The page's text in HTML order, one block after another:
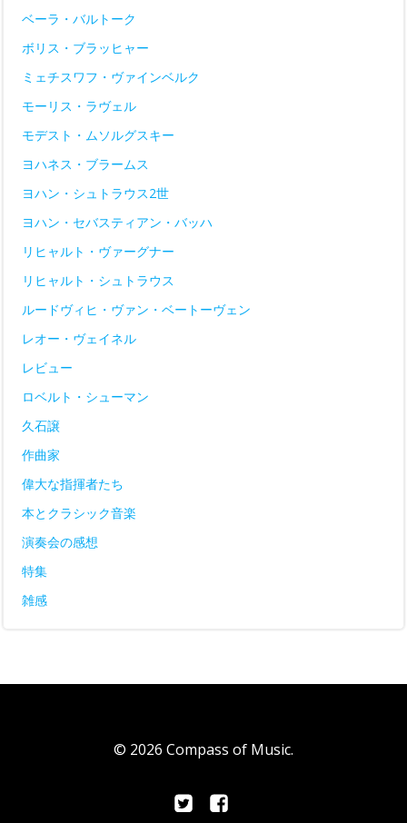
ベーラ・バルトーク
ボリス・ブラッヒャー
ミェチスワフ・ヴァインベルク
モーリス・ラヴェル
モデスト・ムソルグスキー
ヨハネス・ブラームス
ヨハン・シュトラウス2世
ヨハン・セバスティアン・バッハ
リヒャルト・ヴァーグナー
リヒャルト・シュトラウス
ルードヴィヒ・ヴァン・ベートーヴェン
レオー・ヴェイネル
レビュー
ロベルト・シューマン
久石譲
作曲家
偉大な指揮者たち
本とクラシック音楽
演奏会の感想
特集
雑感
© 2026 Compass of Music.